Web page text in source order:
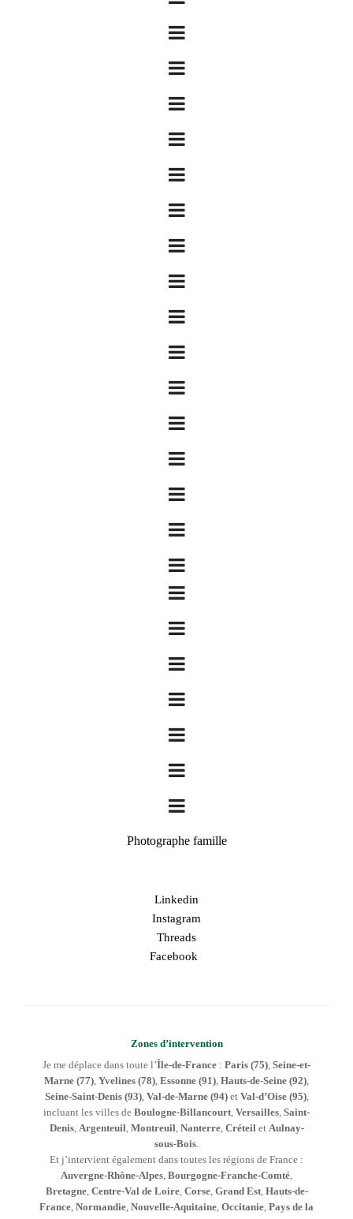
Photographe famille
Linkedin
Instagram
Threads
Facebook
Zones d’intervention
Je me déplace dans toute l’Île-de-France : Paris (75) Seine-et-
Marne (77) Yvelines (78) Essonne (91) Hauts-de-Seine (92)
Seine-Saint-Denis (93), Val-de-Marne (94)et Val-d’Oise (95),
incluant les villes de Boulogne-Billancourt Versailles Saint-
Denis, Argenteuil Montreuil Nanterre, Créteil et Aulnay-
sous-Bois
Et j’intervient également dans toutes les régions de France :
Auvergne-Rhône-Alpes Bourgogne-Franche-Comté
Bretagne, Centre-Val de Loire, Corse, Grand Est, Hauts-de-
France Normandie Nouvelle-Aquitaine Occitanie Pays de la